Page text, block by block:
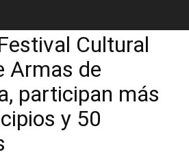
Morelos Cultural
Armas de
participan más
y 50